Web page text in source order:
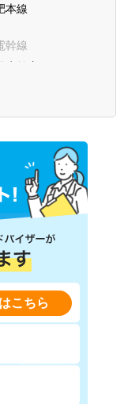
本線
幹線
道菊池線
こちら